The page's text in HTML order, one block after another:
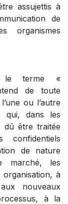
assujettis à
de
organismes
le terme «
de toute
ou l’autre
qui, dans les
dû être traitée
confidentiels
de nature
marché, les
organisation, à
nouveaux
à la